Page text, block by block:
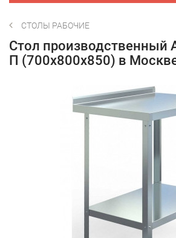
СТОЛЫ РАБОЧИЕ
Стол производственный
П (700х800х850) в